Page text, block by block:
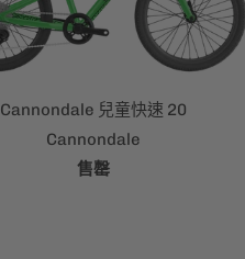
Cannondale 兒童快速 20
Cannondale
售罄